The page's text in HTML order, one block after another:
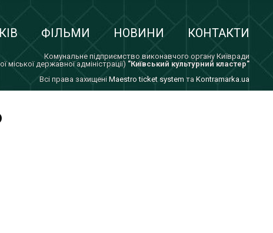
ФІЛЬМИ НОВИНИ КОНТАКТИ
Комунальне підприємство виконавчого органу Київради
міської державної адміністрації) "Київський культурний кластер"
Всi права захищенi Maestro ticket system та Kontramarka.ua